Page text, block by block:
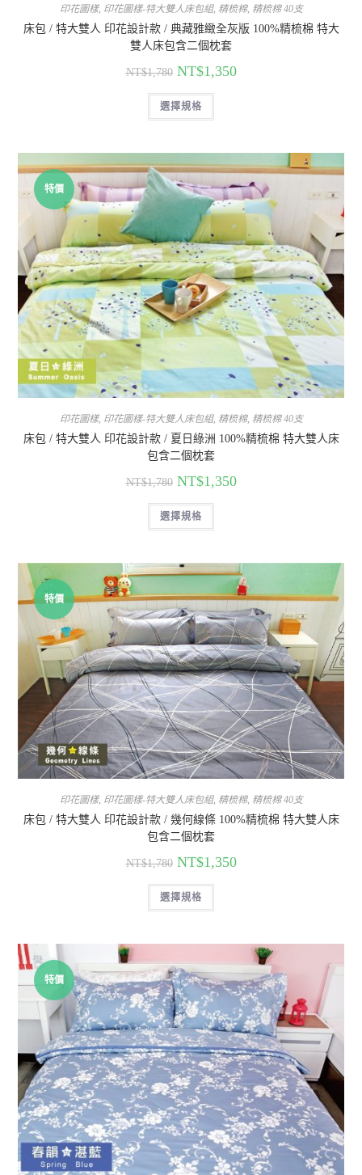
印花圖樣, 印花圖樣-特大雙人床包組, 精梳棉, 精梳棉 40支
床包 / 特大雙人 印花設計款 / 典藏雅緻全灰版 100%精梳棉 特大
雙人床包含二個枕套
NT$1,780 NT$1,350
選擇規格
特價
印花圖樣, 印花圖樣-特大雙人床包組, 精梳棉, 精梳棉 40支
床包 / 特大雙人 印花設計款 / 夏日綠洲 100%精梳棉 特大雙人床
包含二個枕套
NT$1,780 NT$1,350
選擇規格
特價
印花圖樣, 印花圖樣-特大雙人床包組, 精梳棉, 精梳棉 40支
床包 / 特大雙人 印花設計款 / 幾何線條 100%精梳棉 特大雙人床
包含二個枕套
NT$1,780 NT$1,350
選擇規格
特價